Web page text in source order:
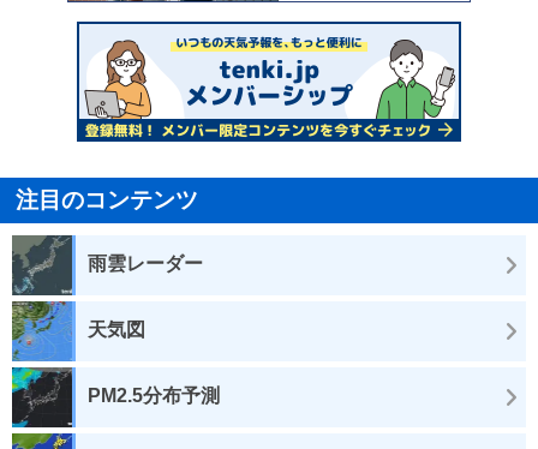
注目のコンテンツ
雨雲レーダー
天気図
PM2.5分布予測